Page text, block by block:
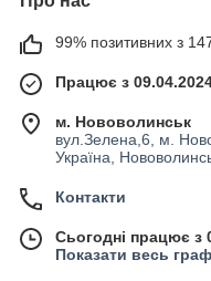
99% позитивних з 147
Працює з
м. Нововолинськ
вул.Зелена,6, м.
Україна,
Контакти
Сьогодні працює з
Показати весь